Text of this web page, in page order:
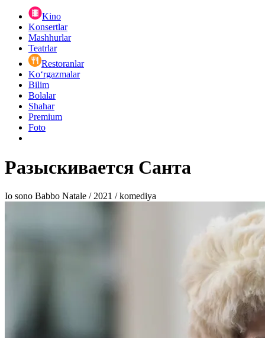
Kino
Konsertlar
Mashhurlar
Teatrlar
Restoranlar
Ko‘rgazmalar
Bilim
Bolalar
Shahar
Premium
Foto
Разыскивается Санта
Io sono Babbo Natale / 2021 / komediya